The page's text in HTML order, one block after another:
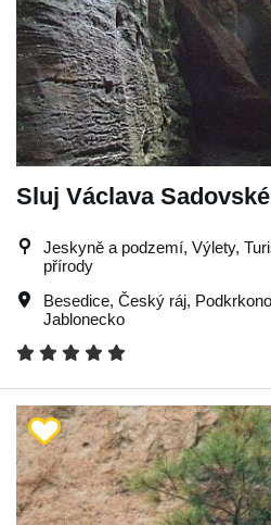
Sluj Václava
Jeskyně a podzemí, Výlety,
přírody
Besedice, Český ráj,
Jablonecko